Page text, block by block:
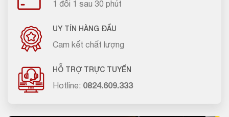
1 đổi 1 sau 30 phút
UY TÍN HÀNG ĐẦU
Cam kết chất lượng
HỖ TRỢ TRỰC TUYẾN
Hotline: 0824.609.333